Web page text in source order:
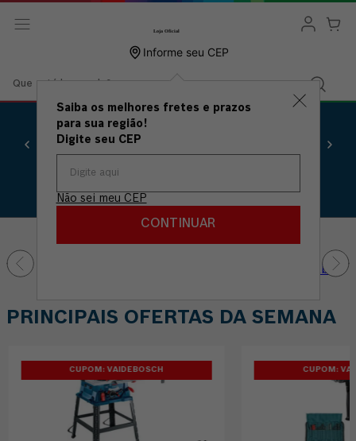
Informe seu CEP
Saiba os melhores fretes e prazos
para sua região!
Digite seu CEP
Não sei meu CEP
CONTINUAR
Loja oficial
Conte com a confiança
Bosch Ferramentas | Loja Oficial
PRINCIPAIS OFERTAS DA SEMANA
CUPOM: VAIDEBOSCH CUPOM: